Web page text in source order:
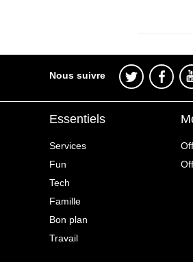
Nous suivre
Essentiels
Services
Fun
Tech
Famille
Bon plan
Travail